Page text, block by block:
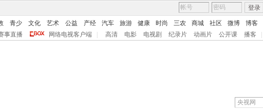
登录
青少 文化 艺术 公益 产经 汽车 旅游 健康 时尚 三农 商城 社区 微博 博客
事直播 网络电视客户端 高清 电影 电视剧 纪录片 动画片 公开课 播客